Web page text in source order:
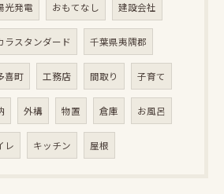
光発電 おもてなし 建設会社
ラスタンダード 千葉県夷隅郡
喜町 工務店 間取り 子育て
外構 物置 倉庫 お風呂
レ キッチン 屋根